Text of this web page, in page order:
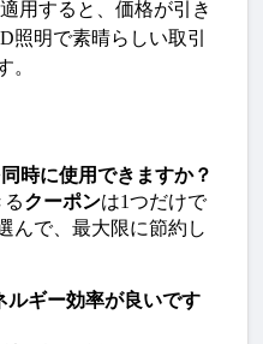
用すると、価格が引き
照明で素晴らしい取引
。
時に使用できますか？
クーポンは1つだけで
んで、最大限に節約し
ギー効率が良いです